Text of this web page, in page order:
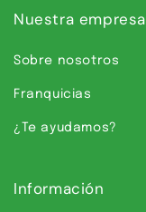
Nuestra empresa
Sobre nosotros
Franquicias
¿Te ayudamos?
Información